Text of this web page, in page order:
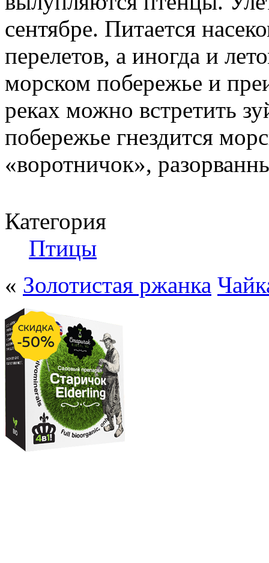
сентябре. Питается
перелетов, а иногда и
морском побережье и
реках можно встретить
побережье гнездится
«воротничок»,
Категория
Птицы
« Золотистая ржанка